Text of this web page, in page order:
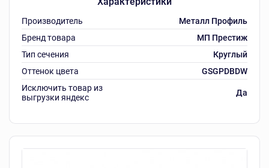
Производитель
Металл Профиль
Бренд товара
МП Престиж
Тип сечения
Круглый
Оттенок цвета
GSGPDBDW
Исключить товар из
выгрузки яндекс
Да